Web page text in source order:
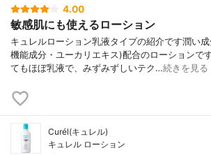
4.00
敏感肌にも使えるローション
キュレルローション乳液タイプの紹介です潤い
機能成分・ユーカリエキス)配合のローションで
てもほぼ乳液で、みずみずしいテク…続きを見る
Curél(キュレル)
キュレル ローション